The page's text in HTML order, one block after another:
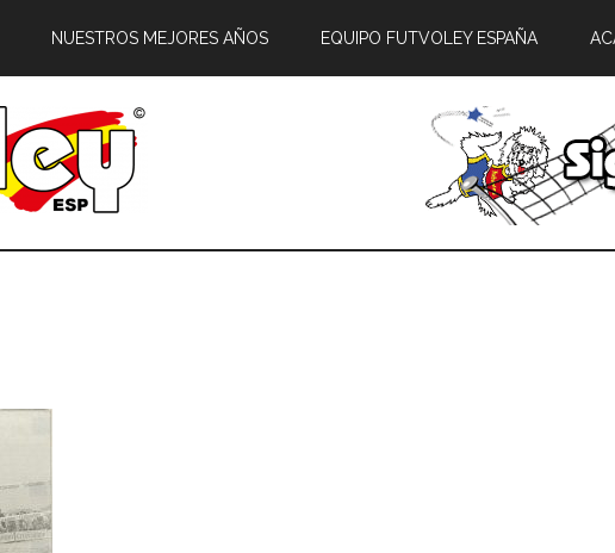
NUESTROS MEJORES AÑOS EQUIPO FUTVOLEY ESPAÑA